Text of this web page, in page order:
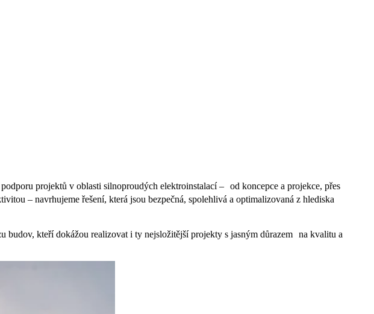
projektů v oblasti silnoproudých elektroinstalací – od koncepce a projekce, přes
– navrhujeme řešení, která jsou bezpečná, spolehlivá a optimalizovaná z hlediska
kteří dokážou realizovat i ty nejsložitější projekty s jasným důrazem na kvalitu a